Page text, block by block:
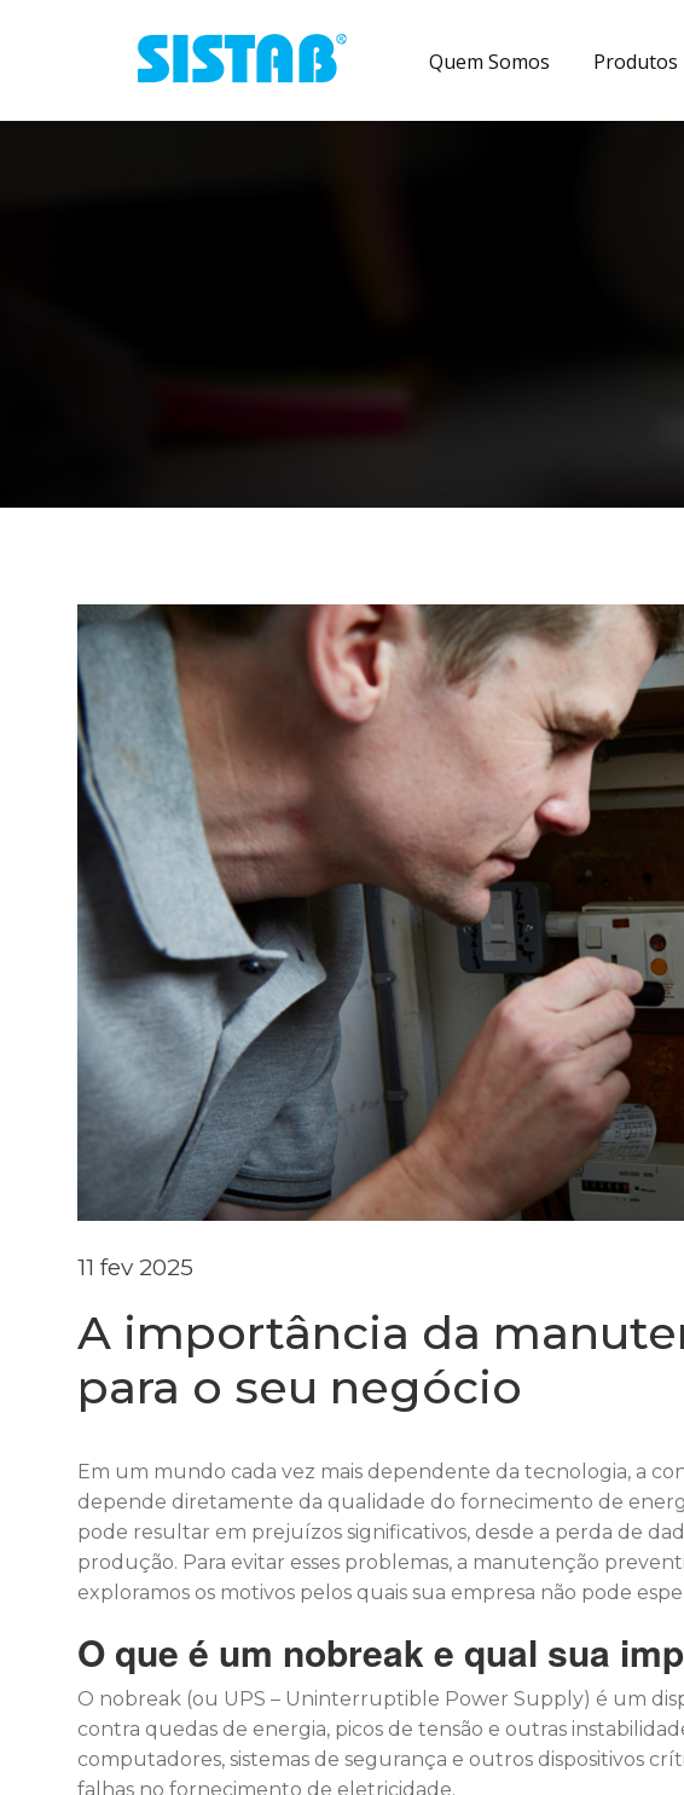
Quem Somos Produtos
11 fev 2025
A importância da
para o seu negócio
Em um mundo cada vez mais dependente da tecnologia, a
depende diretamente da qualidade do fornecimento de
pode resultar em prejuízos significativos, desde a perda de
produção. Para evitar esses problemas, a manutenção
exploramos os motivos pelos quais sua empresa não pode
O que é um nobreak e qual sua
O nobreak (ou UPS – Uninterruptible Power Supply) é um
contra quedas de energia, picos de tensão e outras
computadores, sistemas de segurança e outros dispositivos
falhas no fornecimento de eletricidade.